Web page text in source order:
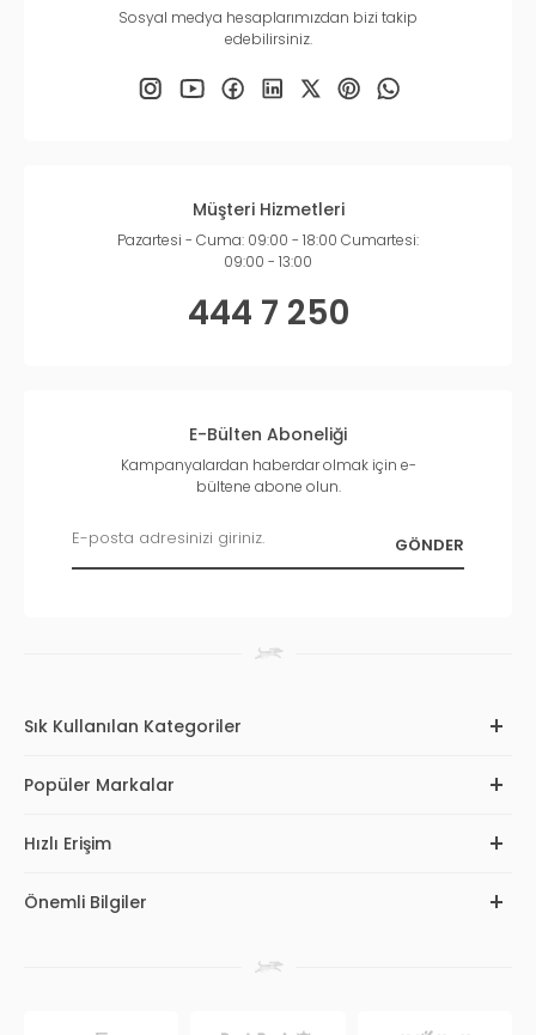
Sosyal medya hesaplarımızdan bizi takip
edebilirsiniz.
Müşteri Hizmetleri
Pazartesi - Cuma: 09:00 - 18:00 Cumartesi:
09:00 - 13:00
444 7 250
E-Bülten Aboneliği
Kampanyalardan haberdar olmak için e-
bültene abone olun.
Sık Kullanılan Kategoriler
Popüler Markalar
Hızlı Erişim
Önemli Bilgiler